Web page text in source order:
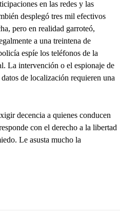
en las redes y las
desplegó tres mil efectivos
pero en realidad garroteó,
a una treintena de
espíe los teléfonos de la
La intervención o el espionaje de
de localización requieren una
decencia a quienes conducen
con el derecho a la libertad
Le asusta mucho la